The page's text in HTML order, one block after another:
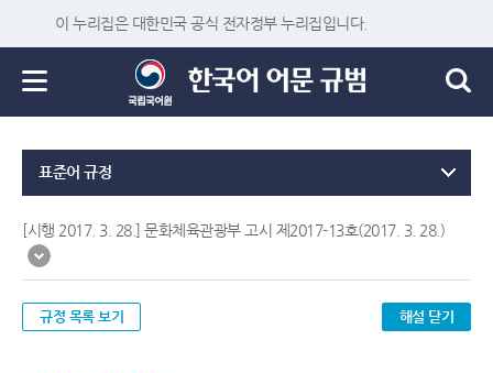
이 누리집은 대한민국 공식 전자정부 누리집입니다.
표준어 규정
[시행 2017. 3. 28.] 문화체육관광부 고시 제2017-13호(2017. 3. 28.)
규정 목록 보기 해설 닫기